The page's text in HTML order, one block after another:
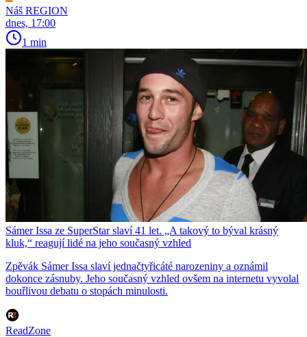
Náš REGION
dnes, 17:00
1 min
Sámer Issa ze SuperStar slaví 41 let. „A takový to býval krásný
kluk,“ reagují lidé na jeho současný vzhled
Zpěvák Sámer Issa slaví jednačtyřicáté narozeniny a oznámil
dokonce zásnuby. Jeho současný vzhled ovšem na internetu vyvolal
bouřlivou debatu o stopách minulosti.
ReadZone